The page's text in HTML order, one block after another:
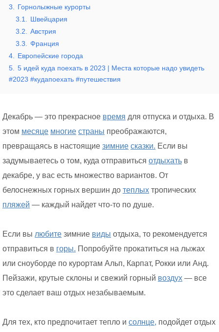
3.
Горнолыжные курорты
3.1.
Швейцария
3.2.
Австрия
3.3.
Франция
4.
Европейские города
5.
5 идей куда поехать в 2023 | Места которые надо увидеть
#2023 #кудапоехать #путешествия
Декабрь — это прекрасное время для отпуска и отдыха. В
этом месяце многие страны преображаются,
превращаясь в настоящие зимние сказки. Если вы
задумываетесь о том, куда отправиться отдыхать в
декабре, у вас есть множество вариантов. От
белоснежных горных вершин до теплых тропических
пляжей — каждый найдет что-то по душе.
Если вы любите зимние виды отдыха, то рекомендуется
отправиться в горы. Попробуйте прокатиться на лыжах
или сноуборде по курортам Альп, Карпат, Рокки или Анд.
Пейзажи, крутые склоны и свежий горный воздух — все
это сделает ваш отдых незабываемым.
Для тех, кто предпочитает тепло и солнце, подойдет отдых